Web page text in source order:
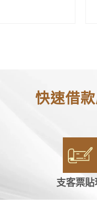
快速借
支客票貼